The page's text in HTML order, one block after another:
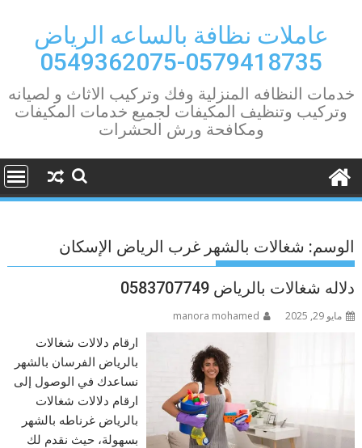
contentعاملات نظافة بالساعه الرياض
0579418735-0549362075
خدمات النظافه المنزلية وفك وتركيب الاثاث و لصيانه
وتركيب وتنظيف المكيفات لجميع خدمات المكيفات
ومكافحة ورش الحشرات
الوسم: شغالات بالشهر غرب الرياض الإسكان
دلاله شغالات بالرياض 0583707749
مايو 29, 2025 manora mohamed
ارقام دلالات شغالات
بالرياض الفرسان بالشهر
نساعدك في الوصول إلى
ارقام دلالات شغالات
بالرياض غرناطه بالشهر
بسهولة، حيث نقدم لك